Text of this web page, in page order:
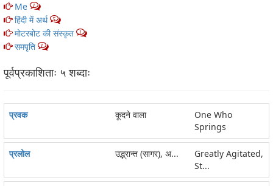
Me 1
हिंदी में अर्थ 5
मोटरबोट की संस्कृत 1
समपृति 1
पूर्वप्रकाशिताः ५ शब्‍दाः
प्रवक कूदने वाला
One Who
Springs
प्रलोल उद्भ्रान्त (सागर), अ...
Greatly Agitated,
St...